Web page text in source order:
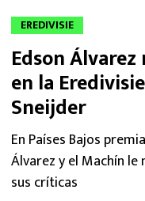
LIGA MX
RAYADOS
PUMAS
ATLANTE
SELECCIÓN MEXICANA
EREDIVISIE
Edson
en la
Sneijder
En Países Bajos
Álvarez y el Machín
sus críticas